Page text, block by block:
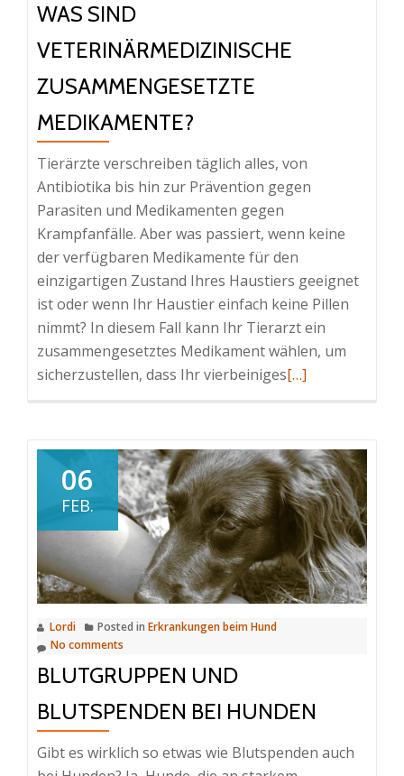
WAS SIND
VETERINÄRMEDIZINISCHE
ZUSAMMENGESETZTE
MEDIKAMENTE?
Tierärzte verschreiben täglich alles, von
Antibiotika bis hin zur Prävention gegen
Parasiten und Medikamenten gegen
Krampfanfälle. Aber was passiert, wenn keine
der verfügbaren Medikamente für den
einzigartigen Zustand Ihres Haustiers geeignet
ist oder wenn Ihr Haustier einfach keine Pillen
nimmt? In diesem Fall kann Ihr Tierarzt ein
zusammengesetztes Medikament wählen, um
sicherzustellen, dass Ihr vierbeinigesRead
sind
Medikamente?
[…]
06
FEB.
Lordi Posted in Erkrankungen beim Hund
No comments
BLUTGRUPPEN UND
BLUTSPENDEN BEI HUNDEN
Gibt es wirklich so etwas wie Blutspenden auch